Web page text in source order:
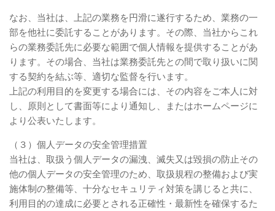
なお、当社は、上記の業務を円滑に遂行するため、業務の一
部を他社に委託することがあります。その際、当社からこれ
らの業務委託先に必要な範囲で個人情報を提供することがあ
ります。その場合、当社は業務委託先との間で取り扱いに関
する契約を結ぶ等、適切な監督を行います。
上記の利用目的を変更する場合には、その内容をご本人に対
し、原則として書面等により通知し、またはホームページに
より公表いたします。
（３）個人データの安全管理措置
当社は、取扱う個人データの漏洩、滅失又は毀損の防止その
他の個人データの安全管理のため、取扱規程の整備および実
施体制の整備等、十分なセキュリティ対策を講じると共に、
利用目的の達成に必要とされる正確性・最新性を確保するた